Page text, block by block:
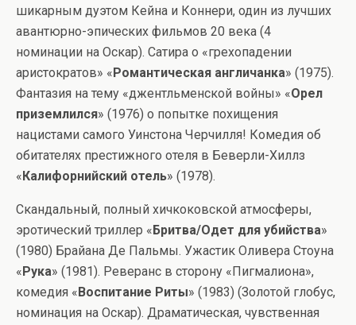
шикарным дуэтом Кейна и Коннери, один из лучших
авантюрно-эпических фильмов 20 века (4
номинации на Оскар). Сатира о «грехопадении
аристократов» « Романтическая англичанка» (1975).
Фантазия на тему «джентльменской войны» «Орел
приземлился» (1976) о попытке похищения
нацистами самого Уинстона Черчилля! Комедия об
обитателях престижного отеля в Беверли-Хиллз
« Калифорнийский отель» (1978).
Скандальный, полный хичкоковской атмосферы,
эротический триллер « Бритва/Одет для убийства»
(1980) Брайана Де Пальмы. Ужастик Оливера Стоуна
« Рука» (1981). Реверанс в сторону «Пигмалиона»,
комедия « Воспитание Риты» (1983) (Золотой глобус,
номинация на Оскар). Драматическая, чувственная